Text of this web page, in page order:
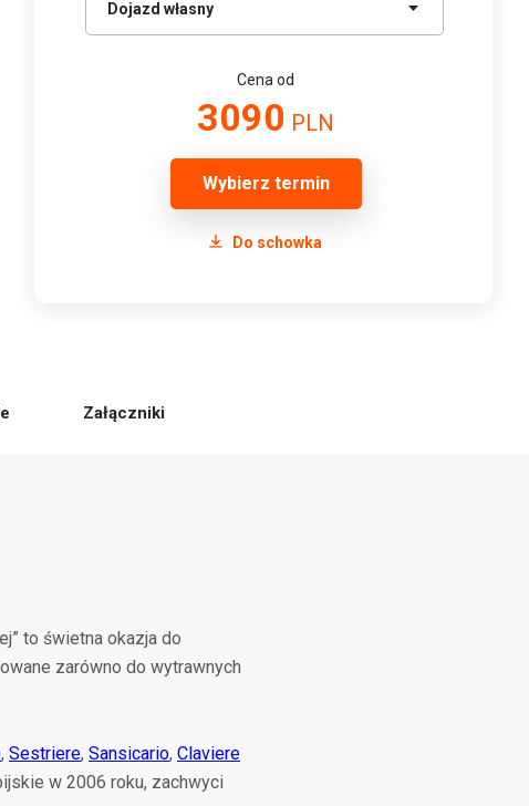
Cena od
3090 PLN
Wybierz termin
Do schowka
Załączniki
to świetna okazja do
zarówno do wytrawnych
, Sestriere, Sansicario, Claviere
w 2006 roku, zachwyci